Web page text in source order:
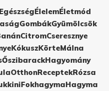
EgészségÉlelemÉletmód
GombákGyümölcsök
CitromCseresznye
KókuszKörteMálna
ŐszibarackHagyomány
OtthonReceptekRózsa
FokhagymaHagyma